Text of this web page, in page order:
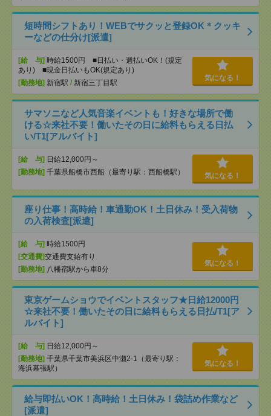
短時間シフトあり！WEBでサクッと登録OK＊クッキ
ーなどの仕分け[派遣]
[給 与] 時給1500円 ■日払い・週払いOK！(規定
あり) ■現金日払いもOK(規定あり)
[勤務地] 新宿駅 / 新宿三丁目駅
気になる！
サマソニなど人気音楽イベントも！好きな場所で働
ける☆来社不要！働いたその日に給料もらえる日払
い/T1[アルバイト]
[給 与] 日給12,000円～
[勤務地] 千葉県船橋市西船（最寄り駅：西船橋駅） 気になる！
座り仕事！高時給！車通勤OK！土日休み！受入荷物
の入荷検査[派遣]
[給 与] 時給1500円
[交通費]交通費支給有り
[勤務地] 八幡宿駅から車8分
気になる！
東京ゲームショウでイベントスタッフ★日給12000円
☆来社不要！働いたその日に給料もらえる日払/T1[ア
ルバイト]
[給 与] 日給12,000円～
[勤務地] 千葉県千葉市美浜区中瀬2-1（最寄り駅：
海浜幕張駅）
気になる！
給与即払いOK！高時給！土日休み！袋詰め作業など
[派遣]